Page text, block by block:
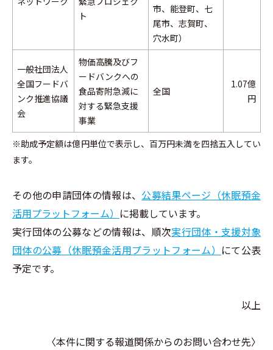
ト
市、能登町、七
尾市、志賀町、
穴水町）
一般社団法人
全国フードバ
ンク推進協議
会
物価高騰及びフ
ードバンクへの
食品寄附急減に
対する緊急支援
事業
全国
1.07億
円
※助成予定額は億円単位で表示し、百万円未満を四捨五入してい
ます。
その他の申請団体の情報は、 公募結果ページ（休眠預金
活用プラットフォーム） に掲載しています。
実行団体の公募などの情報は、順次実行団体・支援対象
団体の公募（休眠預金活用プラットフォーム） にて公表
予定です。
以上
〈本件に関する報道関係からのお問い合わせ先〉